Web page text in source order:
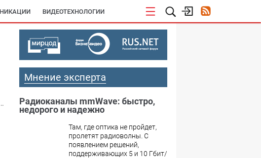
ВИДЕОТЕХНОЛОГИИ
Мнение эксперта
Радиоканалы mmWave: быстро,
недорого и надежно
Там, где оптика не пройдет,
пролетят радиоволны. С
появлением решений,
поддерживающих 5 и 10 Гбит/